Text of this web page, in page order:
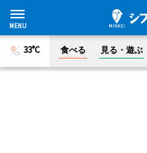
33°C 食べる 見る・遊ぶ